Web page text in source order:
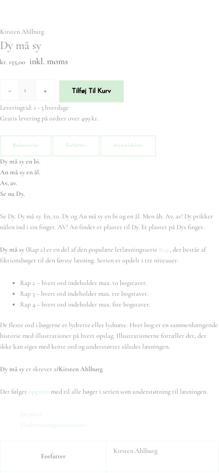
Kirsten Ahlburg
Dy må sy
kr. 155,00 inkl. moms
- + Tilføj Til Kurv
Leveringtid: 1 - 3 hverdage
Gratis levering på ordrer over 499 kr.
Beksrivelse Forfatter Anmeldelser
Dy må sy en bi.
An må sy en ål.
Av, av.
Se nu Dy.
Se Dy. Dy må sy. En, to. Dy og An må sy en bi og en ål. Men åh. Av, av! Dy prikker
nålen ind i sin finger. AV! An finder et plaster til Dy. Et plaster på Dys finger.
Dy må sy (Rap 2) er en del af den populære letlæsningsserie Rap, der består af
fiktionsbøger til den første læsning. Serien er opdelt i tre niveauer:
Rap 2 – hvert ord indeholder max. to bogstaver.
Rap 3 – hvert ord indeholder max. tre bogstaver.
Rap 4 – hvert ord indeholder max. fire bogstaver.
De fleste ord i bøgerne er lydrette eller lydnære. Hver bog er en sammenhængende
historie med illustrationer på hvert opslag. Illustrationerne fortæller det, der
ikke kan siges med korte ord og understøtter således læsningen.
Dy må syer skrevet afKirsten Ahlburg
Der følger opgavermed til alle bøger i serien som understøtning til læsningen.
Detaljer
Undervisningsmaterialer
Forfatter
Kirsten Ahlburg